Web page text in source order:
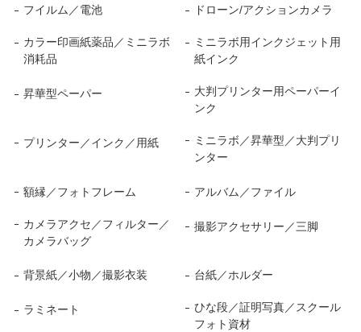
フイルム／電池 ドローン/アクションカメラ
カラー印画紙薬品／ミニラボ
消耗品
ミニラボ用インクジェット用
紙インク
昇華型ペーパー
大判プリンター用ペーパーイ
ンク
プリンター／インク／用紙
ミニラボ／昇華型／大判プリ
ンター
額縁／フォトフレーム アルバム／ファイル
カメラアクセ／フィルター／
カメラバッグ
撮影アクセサリー／三脚
背景紙／小物／撮影衣装 台紙／ホルダー
ラミネート
ひな段／証明写真／スクール
フォト資材